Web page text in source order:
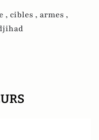
, cibles , armes ,